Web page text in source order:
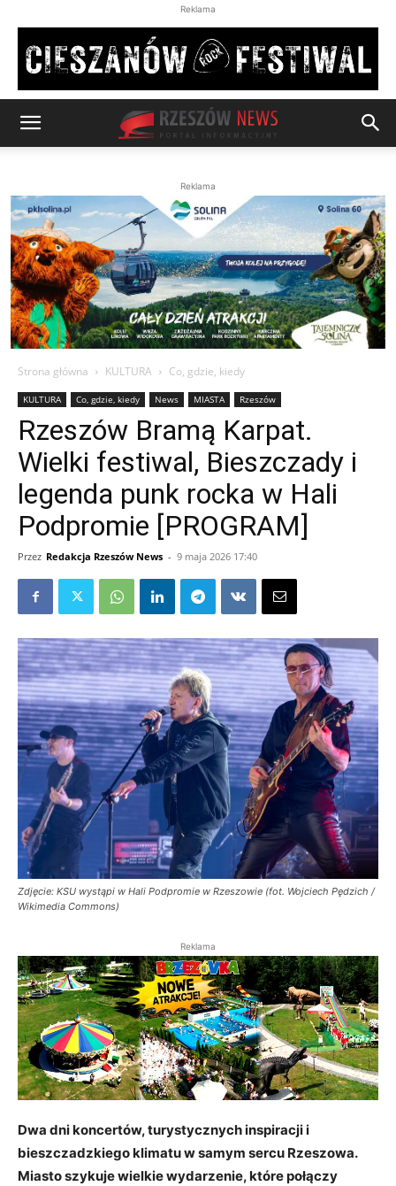
Reklama
Reklama
Strona główna KULTURA Co, gdzie, kiedy
KULTURA Co, gdzie, kiedy News MIASTA Rzeszów
Rzeszów Bramą Karpat.
Wielki festiwal, Bieszczady i
legenda punk rocka w Hali
Podpromie [PROGRAM]
Przez Redakcja Rzeszów News - 9 maja 2026 17:40
Zdjęcie: KSU wystąpi w Hali Podpromie w Rzeszowie (fot. Wojciech Pędzich /
Wikimedia Commons)
Reklama
Dwa dni koncertów, turystycznych inspiracji i
bieszczadzkiego klimatu w samym sercu Rzeszowa.
Miasto szykuje wielkie wydarzenie, które połączy